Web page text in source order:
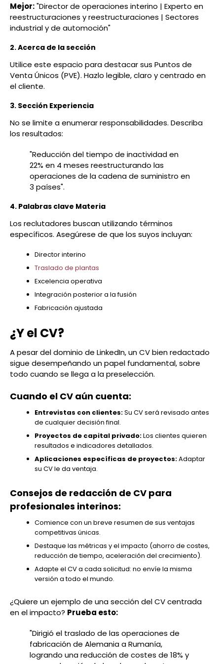
Mejor:"Director de operaciones interino | Experto en
reestructuraciones y reestructuraciones | Sectores
industrial y de automoción"
2. Acerca de la sección
Utilice este espacio para destacar sus Puntos de
Venta Únicos (PVE). Hazlo legible, claro y centrado en
el cliente.
3. Sección Experiencia
No se limite a enumerar responsabilidades. Describa
los resultados:
"Reducción del tiempo de inactividad en
22% en 4 meses reestructurando las
operaciones de la cadena de suministro en
3 países".
4. Palabras clave Materia
Los reclutadores buscan utilizando términos
específicos. Asegúrese de que los suyos incluyan:
Director interino
Traslado de plantas
Excelencia operativa
Integración posterior a la fusión
Fabricación ajustada
¿Y el CV?
A pesar del dominio de LinkedIn, un CV bien redactado
sigue desempeñando un papel fundamental, sobre
todo cuando se llega a la preselección.
Cuando el CV aún cuenta:
Entrevistas con clientes:Su CV será revisado antes
de cualquier decisión final.
Proyectos de capital privado:Los clientes quieren
resultados e indicadores detallados.
Aplicaciones específicas de proyectos:Adaptar
su CV le da ventaja.
Consejos de redacción de CV para
profesionales interinos:
Comience con un breve resumen de sus ventajas
competitivas únicas.
Destaque las métricas y el impacto (ahorro de costes,
reducción de tiempo, aceleración del crecimiento).
Adapte el CV a cada solicitud: no envíe la misma
versión a todo el mundo.
¿Quiere un ejemplo de una sección del CV centrada
en el impacto? Prueba esto:
"Dirigió el traslado de las operaciones de
fabricación de Alemania a Rumanía,
logrando una reducción de costes de 18% y